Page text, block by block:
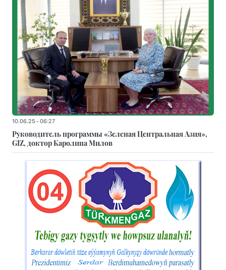
10.06.25 - 06:27
Руководитель программы «Зеленая Центральная Азия»,
GIZ, доктор Каролина Милов